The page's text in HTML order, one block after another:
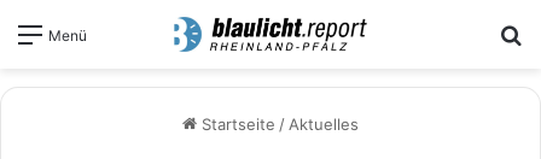
Menü
Startseite / Aktuelles